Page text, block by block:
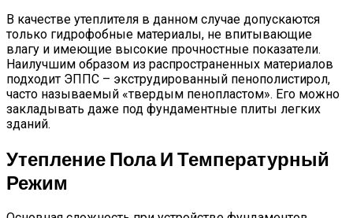
В качестве утеплителя в данном случае допускаются
только гидрофобные материалы, не впитывающие
влагу и имеющие высокие прочностные показатели.
Наилучшим образом из распространенных материалов
подходит ЭППС – экструдированный пенополистирол,
часто называемый «твердым пенопластом». Его можно
закладывать даже под фундаментные плиты легких
зданий.
Утепление Пола И Температурный
Режим